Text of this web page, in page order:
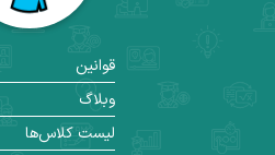
قوانین
وبلاگ
لیست کلاس‌ها